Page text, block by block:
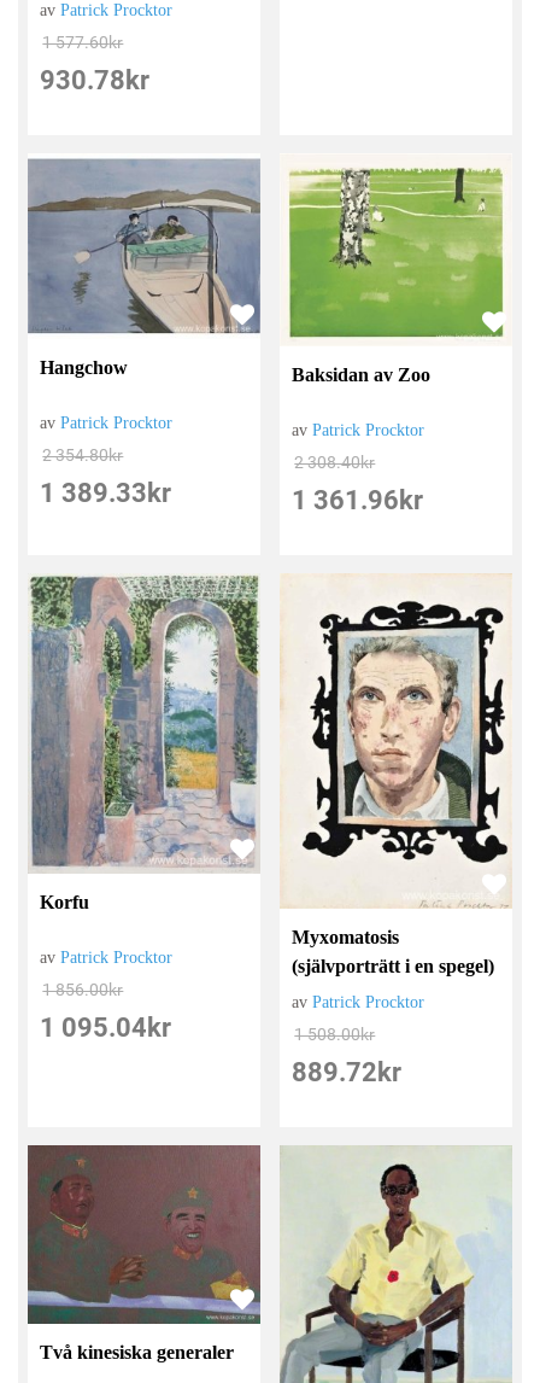
avPatrick Procktor
1 577.60kr
930.78 kr
Hangchow
avPatrick Procktor
2 354.80kr
1 389.33 kr
Baksidan av Zoo
avPatrick Procktor
2 308.40kr
1 361.96 kr
Korfu
avPatrick Procktor
1 856.00kr
1 095.04 kr
Myxomatosis
(självporträtt i en spegel)
avPatrick Procktor
1 508.00kr
889.72 kr
Två kinesiska generaler